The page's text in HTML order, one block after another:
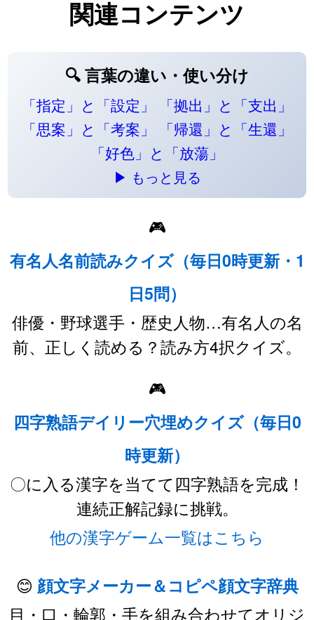
関連コンテンツ
🔍 言葉の違い・使い分け
「指定」と「設定」
「拠出」と「支出」
「思案」と「考案」
「帰還」と「生還」
「好色」と「放蕩」
▶ もっと見る
🎮
有名人名前読みクイズ（毎日0時更新・1
日5問）
俳優・野球選手・歴史人物…有名人の名
前、正しく読める？読み方4択クイズ。
🎮
四字熟語デイリー穴埋めクイズ（毎日0
時更新）
〇に入る漢字を当てて四字熟語を完成！
連続正解記録に挑戦。
他の漢字ゲーム一覧はこちら
😊 顔文字メーカー＆コピペ顔文字辞典
目・口・輪郭・手を組み合わせてオリジ